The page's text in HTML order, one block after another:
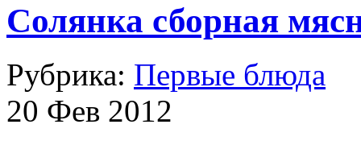
Солянка сборная
Рубрика: Первые блюда
20 Фев 2012